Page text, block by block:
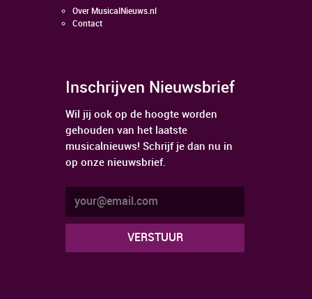
Over MusicalNieuws.nl
Contact
Inschrijven Nieuwsbrief
Wil jij ook op de hoogte worden
gehouden van het laatste
musicalnieuws! Schrijf je dan nu in
op onze nieuwsbrief.